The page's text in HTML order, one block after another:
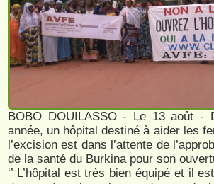
BOBO DOUILASSO - Le 13 août -
année, un hôpital destiné à aider les
l’excision est dans l’attente de
de la santé du Burkina pour son
‘’ L’hôpital est très bien équipé et il